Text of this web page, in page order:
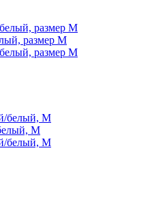
размер M
M